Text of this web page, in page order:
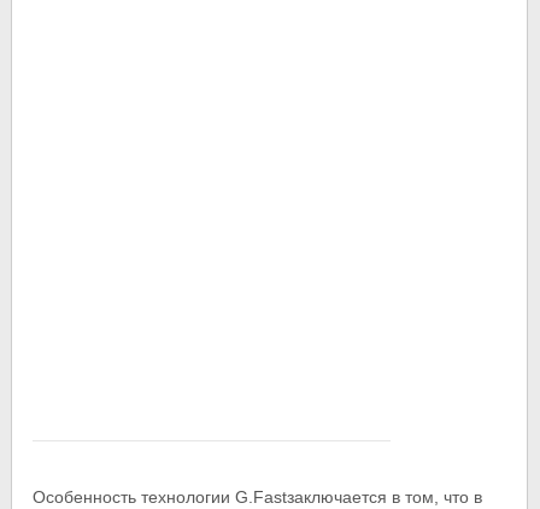
Особенность технологии G.Fastзаключается в том, что в